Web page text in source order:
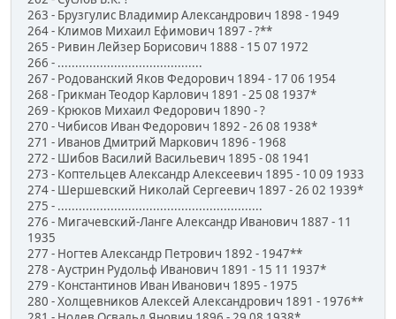
263 - Брузгулис Владимир Александрович 1898 - 1949
264 - Климов Михаил Ефимович 1897 - ?**
265 - Ривин Лейзер Борисович 1888 - 15 07 1972
266 - .........................................
267 - Родованский Яков Федорович 1894 - 17 06 1954
268 - Грикман Теодор Карлович 1891 - 25 08 1937*
269 - Крюков Михаил Федорович 1890 - ?
270 - Чибисов Иван Федорович 1892 - 26 08 1938*
271 - Иванов Дмитрий Маркович 1896 - 1968
272 - Шибов Василий Васильевич 1895 - 08 1941
273 - Коптельцев Александр Алексеевич 1895 - 10 09 1933
274 - Шершевский Николай Сергеевич 1897 - 26 02 1939*
275 - ..........................................................
276 - Мигачевский-Ланге Александр Иванович 1887 - 11
1935
277 - Ногтев Александр Петрович 1892 - 1947**
278 - Аустрин Рудольф Иванович 1891 - 15 11 1937*
279 - Константинов Иван Иванович 1895 - 1975
280 - Холщевников Алексей Александрович 1891 - 1976**